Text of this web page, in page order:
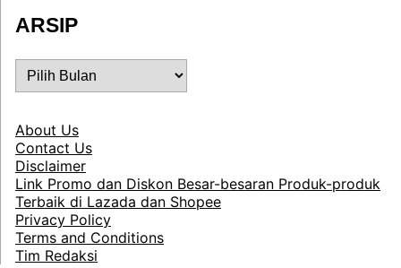
ARSIP
ARSIP
About Us
Contact Us
Disclaimer
Link Promo dan Diskon Besar-besaran Produk-produk
Terbaik di Lazada dan Shopee
Privacy Policy
Terms and Conditions
Tim Redaksi